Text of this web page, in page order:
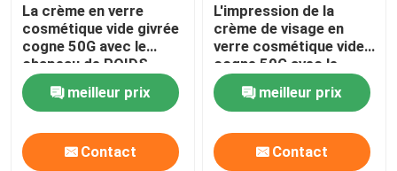
La crème en verre
cosmétique vide givrée
cogne 50G avec le
chapeau de POIDS
meilleur prix
Contact
L'impression de la
crème de visage en
verre cosmétique vide
cogne 50G avec le
chapeau de POIDS
meilleur prix
Contact